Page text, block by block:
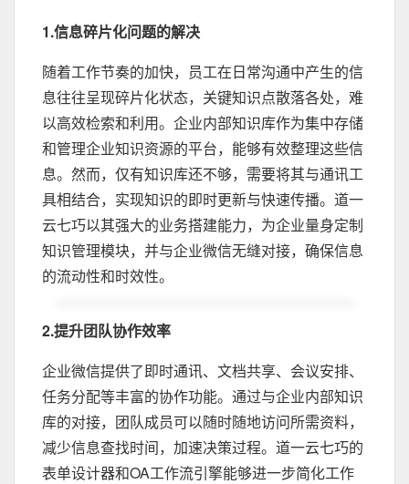
1.信息碎片化问题的解决
随着工作节奏的加快，员工在日常沟通中产生的信
息往往呈现碎片化状态，关键知识点散落各处，难
以高效检索和利用。企业内部知识库作为集中存储
和管理企业知识资源的平台，能够有效整理这些信
息。然而，仅有知识库还不够，需要将其与通讯工
具相结合，实现知识的即时更新与快速传播。道一
云七巧以其强大的业务搭建能力，为企业量身定制
知识管理模块，并与企业微信无缝对接，确保信息
的流动性和时效性。
2.提升团队协作效率
企业微信提供了即时通讯、文档共享、会议安排、
任务分配等丰富的协作功能。通过与企业内部知识
库的对接，团队成员可以随时随地访问所需资料，
减少信息查找时间，加速决策过程。道一云七巧的
表单设计器和OA工作流引擎能够进一步简化工作